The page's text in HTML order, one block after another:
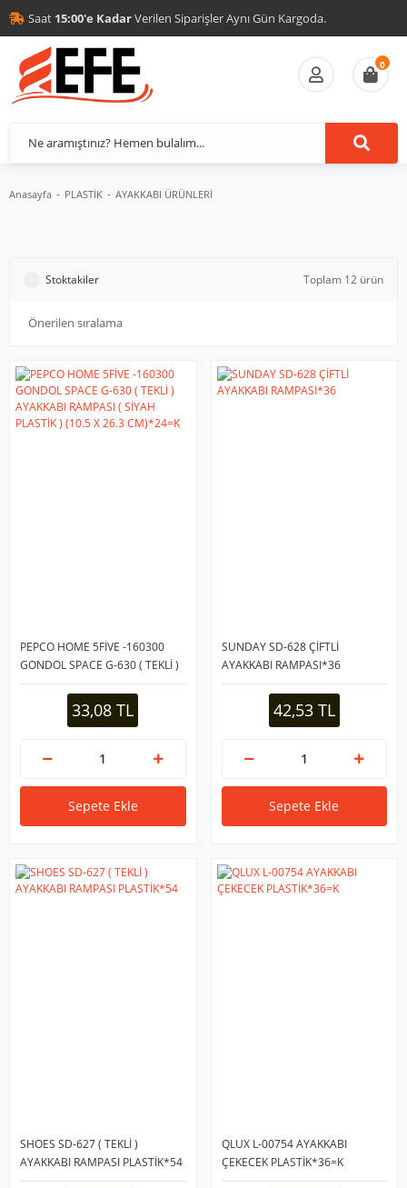
Saat 15:00'e KadarVerilen Siparişler Aynı Gün Kargoda.
0
Anasayfa PLASTİK AYAKKABI ÜRÜNLERİ
Stoktakiler Toplam 12 ürün
PEPCO HOME 5FİVE -160300
GONDOL SPACE G-630 ( TEKLİ )
AYAKKABI RAMPASI ( SİYAH
PLASTİK ) (10.5 X 26.3 CM)*24=K
33,08 TL
Sepete Ekle
SUNDAY SD-628 ÇİFTLİ
AYAKKABI RAMPASI*36
42,53 TL
Sepete Ekle
SHOES SD-627 ( TEKLİ )
AYAKKABI RAMPASI PLASTİK*54
QLUX L-00754 AYAKKABI
ÇEKECEK PLASTİK*36=K